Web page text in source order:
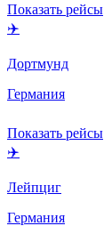
Показать рейсы
✈️
Дортмунд
Германия
Показать рейсы
✈️
Лейпциг
Германия